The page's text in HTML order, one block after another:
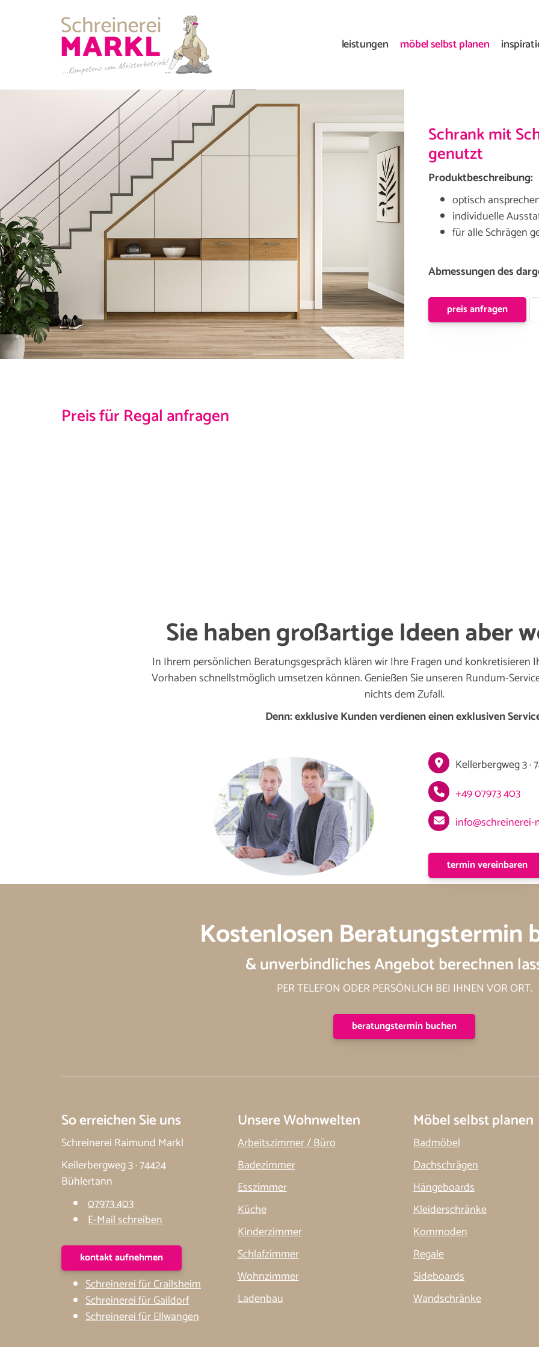
leistungen möbel selbst planen
Schrank mit
genutzt
Produktbeschreibung:
optisch
individuelle
für alle Schrägen
Abmessungen des
preis anfragen
Preis für Regal anfragen
Sie haben großartige Ideen aber
In Ihrem persönlichen Beratungsgespräch klären wir Ihre Fragen und konkretisieren
Vorhaben schnellstmöglich umsetzen können. Genießen Sie unseren Rundum-
nichts dem Zufall.
Denn: exklusive Kunden verdienen einen exklusiven
Kellerbergweg 3 ·
+49 07973 403
termin vereinbaren
Kostenlosen Beratungstermin
& unverbindliches Angebot berechnen
PER TELEFON ODER PERSÖNLICH BEI IHNEN VOR ORT.
beratungstermin buchen
So erreichen Sie uns
Schreinerei Raimund Markl
Kellerbergweg 3 · 74424
Bühlertann
07973 403
E-Mail schreiben
kontakt aufnehmen
Schreinerei für Crailsheim
Schreinerei für Gaildorf
Schreinerei für Ellwangen
Unsere Wohnwelten
Arbeitszimmer / Büro
Badezimmer
Esszimmer
Küche
Kinderzimmer
Schlafzimmer
Wohnzimmer
Ladenbau
Möbel selbst planen
Badmöbel
Dachschrägen
Hängeboards
Kleiderschränke
Kommoden
Regale
Sideboards
Wandschränke